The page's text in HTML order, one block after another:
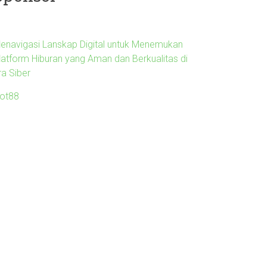
Lanskap Digital untuk Menemukan
Hiburan yang Aman dan Berkualitas di
Siber